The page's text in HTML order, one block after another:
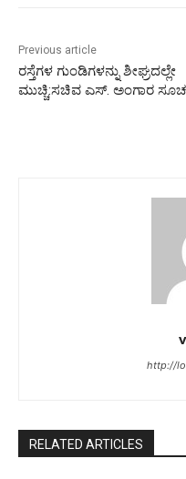
Previous article
ರಸ್ತೆಗಳ ಗುಂಡಿಗಳನ್ನು ಶೀಘ್ರದಲ್ಲೇ
ಮುಚ್ಚಿ:ಸಚಿವ ಎಸ್. ಅಂಗಾರ
http://
RELATED ARTICLES